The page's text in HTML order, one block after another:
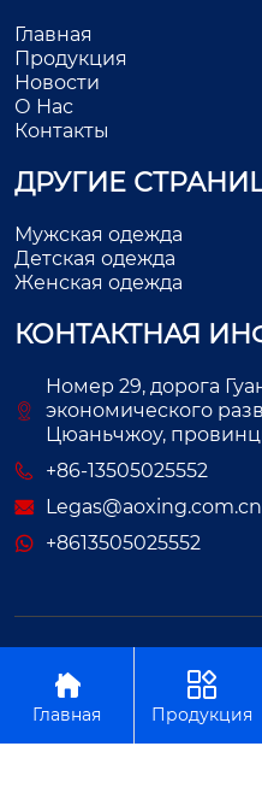
Главная
Продукция
Новости
О Нас
Контакты
ДРУГИЕ
Мужская одежда
Детская одежда
Женская одежда
КОНТАКТНАЯ
Номер 29, дорога
экономического
Цюаньчжоу,
+86-13505025552
Legas@aoxing.com.cn
+8613505025552

Главная

Продукция